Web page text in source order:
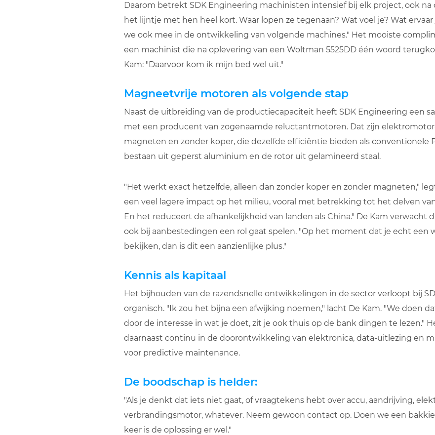
Daarom betrekt SDK Engineering machinisten intensief bij elk project, ook na
het lijntje met hen heel kort. Waar lopen ze tegenaan? Wat voel je? Wat
we ook mee in de ontwikkeling van volgende machines." Het mooiste
een machinist die na oplevering van een Woltman 5525DD één woord
Kam: "Daarvoor kom ik mijn bed wel uit."
Magneetvrije motoren als volgende stap
Naast de uitbreiding van de productiecapaciteit heeft SDK Engineering een
met een producent van zogenaamde reluctantmotoren. Dat zijn
magneten en zonder koper, die dezelfde efficiëntie bieden als conventionele
bestaan uit geperst aluminium en de rotor uit gelamineerd staal.
"Het werkt exact hetzelfde, alleen dan zonder koper en zonder magneten,"
een veel lagere impact op het milieu, vooral met betrekking tot het delven
En het reduceert de afhankelijkheid van landen als China." De Kam verwacht
ook bij aanbestedingen een rol gaat spelen. "Op het moment dat je echt een
bekijken, dan is dit een aanzienlijke plus."
Kennis als kapitaal
Het bijhouden van de razendsnelle ontwikkelingen in de sector verloopt bij
organisch. "Ik zou het bijna een afwijking noemen," lacht De Kam. "We doen
door de interesse in wat je doet, zit je ook thuis op de bank dingen te lezen."
daarnaast continu in de doorontwikkeling van elektronica, data-uitlezing en
voor predictive maintenance.
De boodschap is helder:
"Als je denkt dat iets niet gaat, of vraagtekens hebt over accu, aandrijving,
verbrandingsmotor, whatever. Neem gewoon contact op. Doen we een
keer is de oplossing er wel."